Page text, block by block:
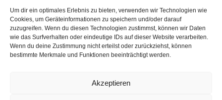
Um dir ein optimales Erlebnis zu bieten, verwenden wir Technologien wie
Cookies, um Geräteinformationen zu speichern und/oder darauf
zuzugreifen. Wenn du diesen Technologien zustimmst, können wir Daten
wie das Surfverhalten oder eindeutige IDs auf dieser Website verarbeiten.
Wenn du deine Zustimmung nicht erteilst oder zurückziehst, können
bestimmte Merkmale und Funktionen beeinträchtigt werden.
Akzeptieren
Folge dem ULC Bludenz
Klicke hier, um Marketing-Cookies zu